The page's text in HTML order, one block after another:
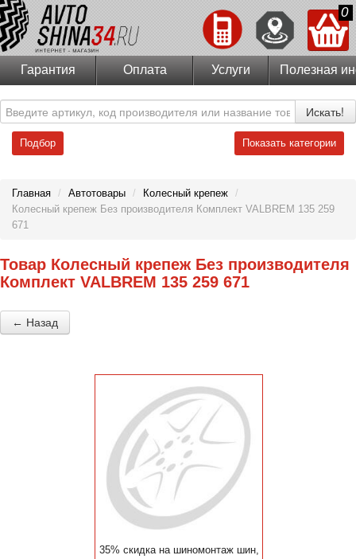
0
Гарантия Оплата Услуги Полезная
Искать!
Подбор Показать категории
Главная / Автотовары / Колесный крепеж /
Колесный крепеж Без производителя Комплект VALBREM 135 259
671
Товар Колесный крепеж Без производителя
Комплект VALBREM 135 259 671
← Назад
35% скидка на шиномонтаж шин,